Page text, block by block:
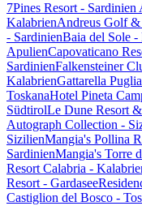
7Pines Resort - Sardinien
KalabrienAndreus Golf &
- SardinienBaia del Sole -
ApulienCapovaticano
SardinienFalkensteiner
KalabrienGattarella
ToskanaHotel Pineta
SüdtirolLe Dune Resort
Autograph Collection -
SizilienMangia's Pollina
SardinienMangia's Torre
Resort Calabria -
Resort - Gardasee
Castiglion del Bosco -